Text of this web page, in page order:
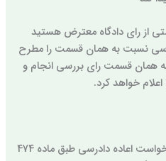
از رای دادگاه معترض هستید
نسبت به همان قسمت را مطرح
همان قسمت رای بررسی انجام و
خواهد کرد.
اشاره کردیم که شاکی حق ارایه درخواست اعاده دادرسی طبق ماده 474